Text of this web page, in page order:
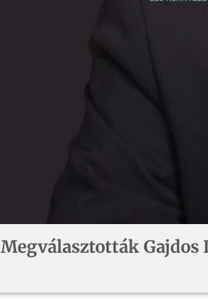
Megválasztották